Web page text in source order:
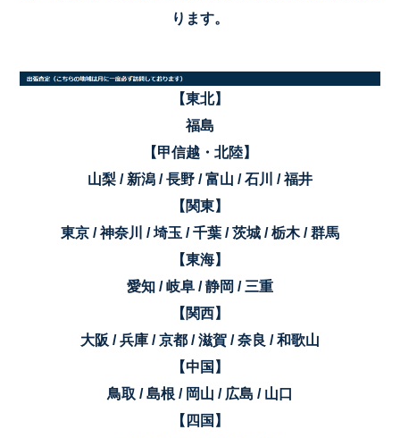
ります。
【東北】
福島
【甲信越・北陸】
山梨 / 新潟 / 長野 / 富山 / 石川 / 福井
【関東】
東京 / 神奈川 / 埼玉 / 千葉 / 茨城 / 栃木 / 群馬
【東海】
愛知 / 岐阜 / 静岡 / 三重
【関西】
大阪 / 兵庫 / 京都 / 滋賀 / 奈良 / 和歌山
【中国】
鳥取 / 島根 / 岡山 / 広島 / 山口
【四国】